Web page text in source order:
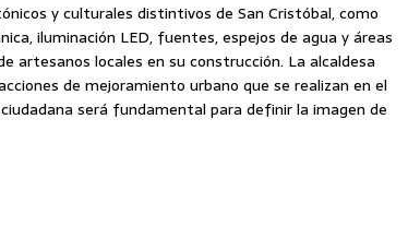
y culturales distintivos de San Cristóbal, como
iluminación LED, fuentes, espejos de agua y áreas
artesanos locales en su construcción. La alcaldesa
de mejoramiento urbano que se realizan en el
será fundamental para definir la imagen de